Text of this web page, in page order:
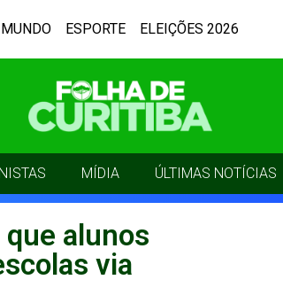
MUNDO ESPORTE ELEIÇÕES 2026
MÍDIA ÚLTIMAS NOTÍCIAS
alunos
via